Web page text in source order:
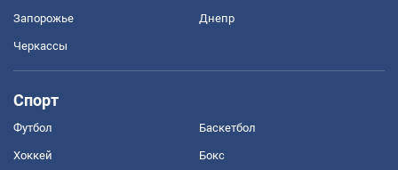
Запорожье Днепр
Черкассы
Спорт
Футбол Баскетбол
Хоккей Бокс